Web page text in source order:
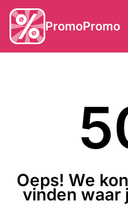
PromoPromo
Oeps! We
vinden waar